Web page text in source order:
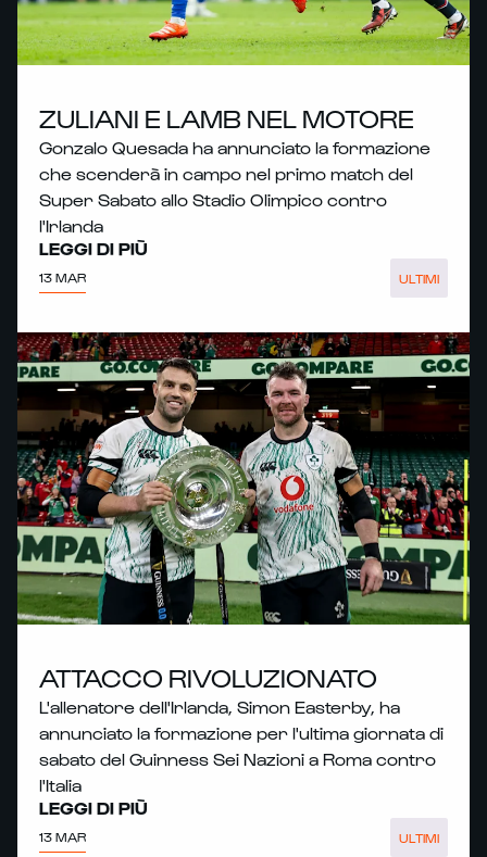
ZULIANI E LAMB NEL MOTORE
Gonzalo Quesada ha annunciato la formazione
che scenderà in campo nel primo match del
Super Sabato allo Stadio Olimpico contro
l'Irlanda
LEGGI DI PIÙ
13 MAR ULTIMI
ATTACCO RIVOLUZIONATO
L'allenatore dell'Irlanda, Simon Easterby, ha
annunciato la formazione per l'ultima giornata di
sabato del Guinness Sei Nazioni a Roma contro
l'Italia
LEGGI DI PIÙ
13 MAR ULTIMI